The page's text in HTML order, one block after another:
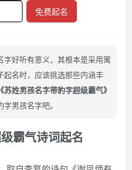
免费起名
好听有意义，其根本是采用寓
起名时，应该挑选那些内涵丰
《苏姓男孩名字带豹字超级霸气》
男孩名字吧。
霸气诗词起名